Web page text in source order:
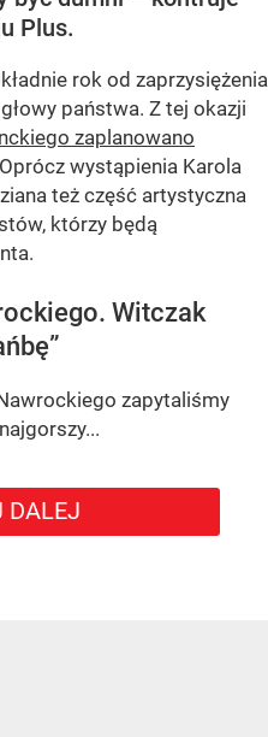
Plus.
rok od zaprzysiężenia
państwa. Z tej okazji
zaplanowano
wystąpienia Karola
też część artystyczna
którzy będą
Witczak
zapytaliśmy
DALEJ